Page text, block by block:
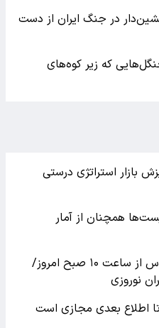
سرنشین‌دار در جنگ ایران از دست
که زیر کوه‌های
بازار استراتژی درستی
همچنان از آمار
اعمال محدودیت تردد در چالوس از ساعت ۱۰ صبح امروز/
نوروزی
اطلاع بعدی مجازی است